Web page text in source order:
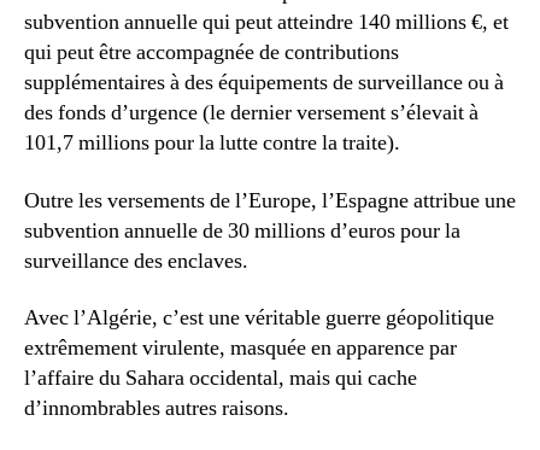
subvention annuelle qui peut atteindre 140 millions €, et
qui peut être accompagnée de contributions
supplémentaires à des équipements de surveillance ou à
des fonds d’urgence (le dernier versement s’élevait à
101,7 millions pour la lutte contre la traite).
Outre les versements de l’Europe, l’Espagne attribue une
subvention annuelle de 30 millions d’euros pour la
surveillance des enclaves.
Avec l’Algérie, c’est une véritable guerre géopolitique
extrêmement virulente, masquée en apparence par
l’affaire du Sahara occidental, mais qui cache
d’innombrables autres raisons.